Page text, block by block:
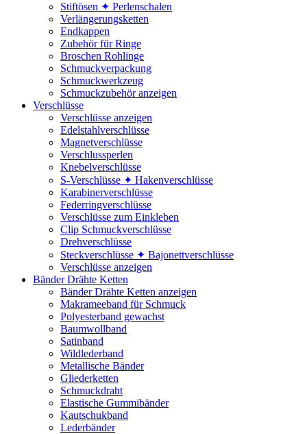
Stiftösen ✦ Perlenschalen
Verlängerungsketten
Endkappen
Zubehör für Ringe
Broschen Rohlinge
Schmuckverpackung
Schmuckwerkzeug
Schmuckzubehör anzeigen
Verschlüsse
Verschlüsse anzeigen
Edelstahlverschlüsse
Magnetverschlüsse
Verschlussperlen
Knebelverschlüsse
S-Verschlüsse ✦ Hakenverschlüsse
Karabinerverschlüsse
Federringverschlüsse
Verschlüsse zum Einkleben
Clip Schmuckverschlüsse
Drehverschlüsse
Steckverschlüsse ✦ Bajonettverschlüsse
Verschlüsse anzeigen
Bänder Drähte Ketten
Bänder Drähte Ketten anzeigen
Makrameeband für Schmuck
Polyesterband gewachst
Baumwollband
Satinband
Wildlederband
Metallische Bänder
Gliederketten
Schmuckdraht
Elastische Gummibänder
Kautschukband
Lederbänder